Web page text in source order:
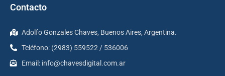
Contacto
Adolfo Gonzales Chaves, Buenos Aires, Argentina.
Teléfono: (2983) 559522 / 536006
Email: info@chavesdigital.com.ar